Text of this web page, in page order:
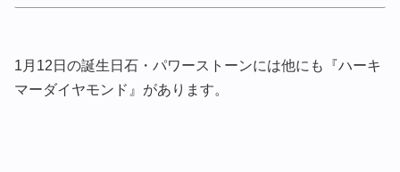
1月12日の誕生日石・パワーストーンには他にも『ハーキ
マーダイヤモンド』があります。